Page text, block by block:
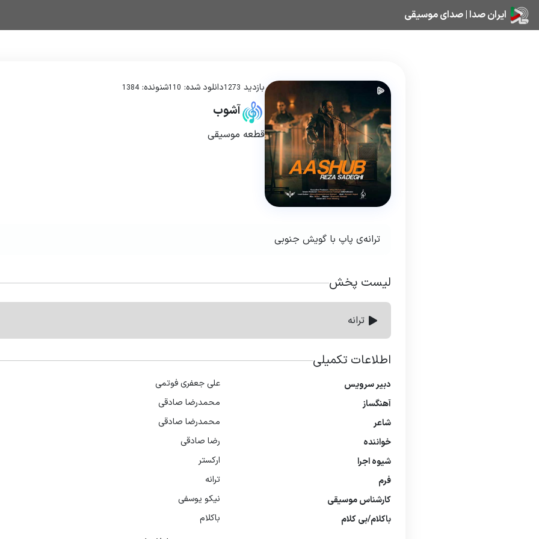
ایران صدا | صدای موسیقی
بازدید 1273دانلود شده: 110شنونده: 1384
آشوب
قطعه موسیقی
ترانه‌ی پاپ با گویش جنوبی
لیست پخش
ترانه
اطلاعات تکمیلی
دبیر سرویس
علی جعفری فوتمی
آهنگساز
محمدرضا صادقی
شاعر
محمدرضا صادقی
خواننده
رضا صادقی
شیوه اجرا
ارکستر
فرم
ترانه
كارشناس موسیقی
نیکو یوسفی
باكلام/بی كلام
باکلام